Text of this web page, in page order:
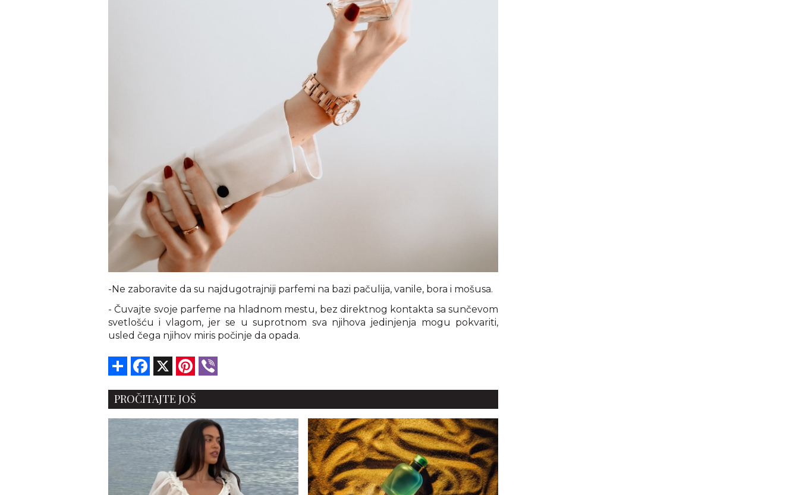
-Ne zaboravite da su najdugotrajniji parfemi na bazi pačulija, vanile, bora i mošusa.
- Čuvajte svoje parfeme na hladnom mestu, bez direktnog kontakta sa sunčevom
svetlošću i vlagom, jer se u suprotnom sva njihova jedinjenja mogu pokvariti,
usled čega njihov miris počinje da opada.
Share Facebook Pinterest
PROČITAJTE JOŠ